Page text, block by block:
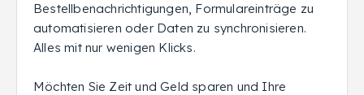
Bestellbenachrichtigungen, Formulareinträge zu
automatisieren oder Daten zu synchronisieren.
Alles mit nur wenigen Klicks.
Möchten Sie Zeit und Geld sparen und Ihre